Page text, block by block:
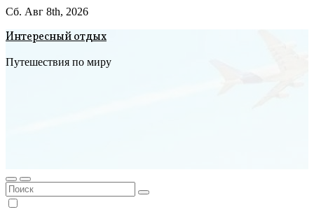
Сб. Авг 8th, 2026
Интересный отдых
Путешествия по миру